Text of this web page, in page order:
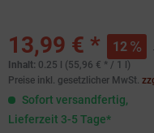
13,99 € * 12
Inhalt: 0.25 l (55,96 € * / 1 l)
Preise inkl. gesetzlicher MwSt.
Sofort versandfertig,
Lieferzeit 3-5 Tage*